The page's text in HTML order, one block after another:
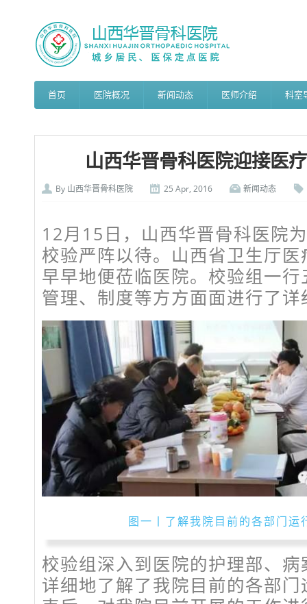
首页 医院概况 新闻动态 医师介绍 科室
山西华晋骨科医院迎接医
By 山西华晋骨科医院 25 Apr, 2016 新闻动态
12月15日，山西华晋骨科医院
校验严阵以待。山西省卫生厅
早早地便莅临医院。校验组一
管理、制度等方方面面进行了
图一丨了解我院目前的各部门运
校验组深入到医院的护理部、
详细地了解了我院目前的各部